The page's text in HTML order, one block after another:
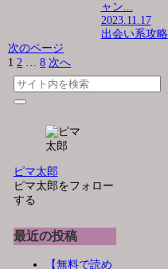
ャン...
2023.11.17
出会い系攻略
次のページ
1 2 … 8 次へ
ピマ太郎
ピマ太郎をフォロー
する
最近の投稿
【無料で読め